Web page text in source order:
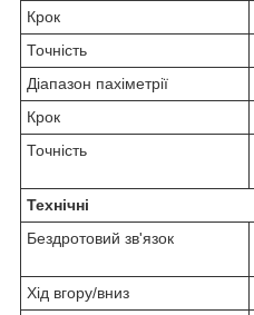
Крок
Точність
Діапазон пахіметрії
Крок
Точність
Технічні
Бездротовий зв'язок
Хід вгору/вниз